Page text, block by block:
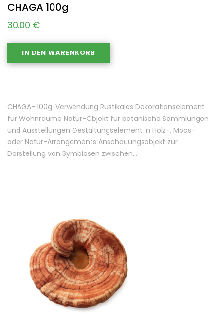
CHAGA 100g
30.00 €
IN DEN WARENKORB
CHAGA- 100g. Verwendung Rustikales Dekorationselement
für Wohnräume Natur-Objekt für botanische Sammlungen
und Ausstellungen Gestaltungselement in Holz-, Moos-
oder Natur-Arrangements Anschauungsobjekt zur
Darstellung von Symbiosen zwischen…